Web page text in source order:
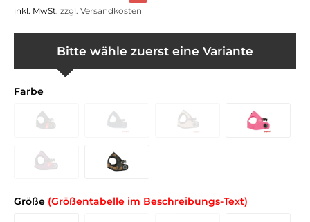
inkl. MwSt. zzgl. Versandkosten
Bitte wähle zuerst eine Variante
Farbe
Größe (Größentabelle im Beschreibungs-Text)